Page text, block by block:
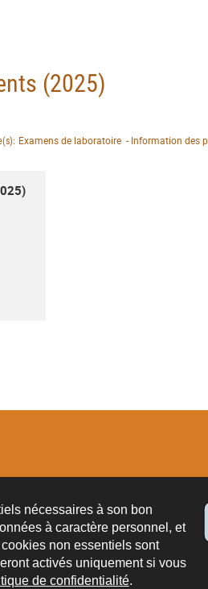
nécessaires à son bon
à caractère personnel, et
non essentiels sont
activés uniquement si vous
de confidentialité.
(2025)
Examens de laboratoire - Information des